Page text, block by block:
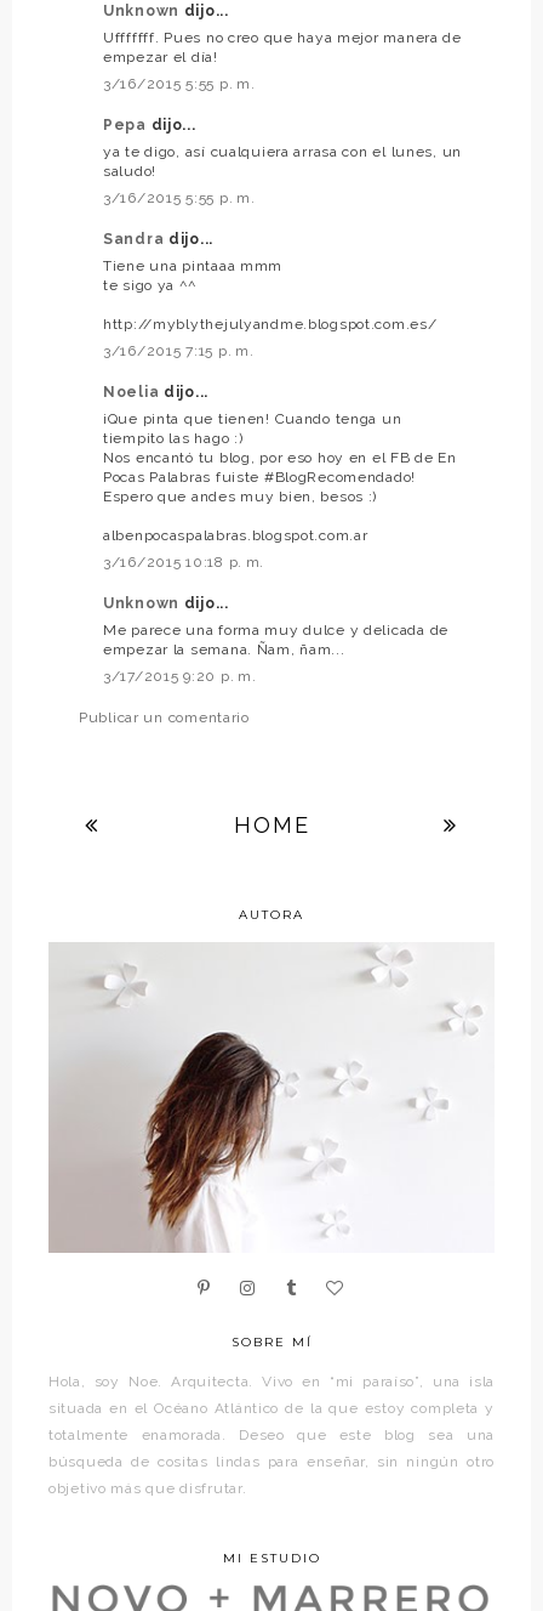
Unknown dijo...
Ufffffff. Pues no creo que haya mejor manera de
empezar el día!
3/16/2015 5:55 p. m.
Pepa dijo...
ya te digo, así cualquiera arrasa con el lunes, un
saludo!
3/16/2015 5:55 p. m.
Sandra dijo...
Tiene una pintaaa mmm
te sigo ya ^^
http://myblythejulyandme.blogspot.com.es/
3/16/2015 7:15 p. m.
Noelia dijo...
¡Que pinta que tienen! Cuando tenga un
tiempito las hago :)
Nos encantó tu blog, por eso hoy en el FB de En
Pocas Palabras fuiste #BlogRecomendado!
Espero que andes muy bien, besos :)
albenpocaspalabras.blogspot.com.ar
3/16/2015 10:18 p. m.
Unknown dijo...
Me parece una forma muy dulce y delicada de
empezar la semana. Ñam, ñam...
3/17/2015 9:20 p. m.
Publicar un comentario
HOME
AUTORA
SOBRE MÍ
Hola, soy Noe. Arquitecta. Vivo en “mi paraíso”, una isla
situada en el Océano Atlántico de la que estoy completa y
totalmente enamorada. Deseo que este blog sea una
búsqueda de cositas lindas para enseñar, sin ningún otro
objetivo más que disfrutar.
MI ESTUDIO